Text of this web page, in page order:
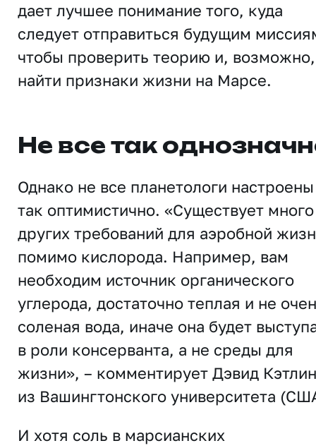
дает лучшее понимание того, куда
следует отправиться будущим
чтобы проверить теорию и, возможно,
найти признаки жизни на Марсе.
Не все так
Однако не все планетологи настроены
так оптимистично. «Существует много
других требований для аэробной
помимо кислорода. Например, вам
необходим источник органического
углерода, достаточно теплая и не
соленая вода, иначе она будет
в роли консерванта, а не среды для
жизни», – комментирует Дэвид
из Вашингтонского университета
И хотя соль в марсианских